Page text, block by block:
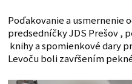
Poďakovanie a usmernenie
predsedníčky JDS Prešov
knihy a spomienkové dary
Levoču boli zavŕšením